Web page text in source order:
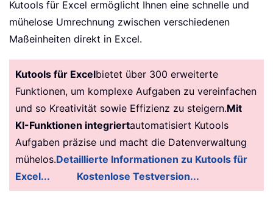
Kutools für Excel ermöglicht Ihnen eine schnelle und
mühelose Umrechnung zwischen verschiedenen
Maßeinheiten direkt in Excel.
Kutools für Excelbietet über 300 erweiterte
Funktionen, um komplexe Aufgaben zu vereinfachen
und so Kreativität sowie Effizienz zu steigern.Mit
KI-Funktionen integriertautomatisiert Kutools
Aufgaben präzise und macht die Datenverwaltung
mühelos.Detaillierte Informationen zu Kutools für
Excel...
Kostenlose Testversion...